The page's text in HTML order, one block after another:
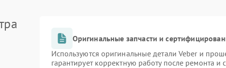
Оригинальные запчасти и
Используются оригинальные детали Veber и
гарантирует корректную работу после ремонта и